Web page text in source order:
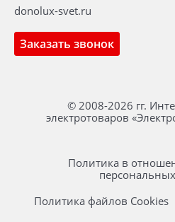
Заказать звонок
donolux-svet.ru
© 2008-2026 гг.
электротоваров
Политика в
Политика файлов Cookies